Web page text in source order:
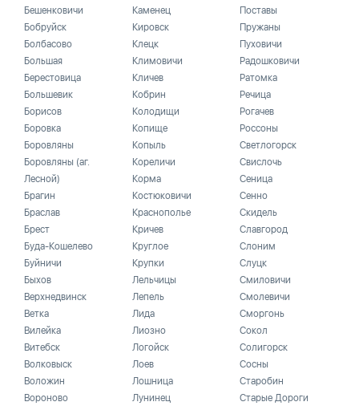
Бешенковичи
Бобруйск
Болбасово
Большая
Берестовица
Большевик
Борисов
Боровка
Боровляны
Боровляны (аг.
Лесной)
Брагин
Браслав
Брест
Буда-Кошелево
Буйничи
Быхов
Верхнедвинск
Ветка
Вилейка
Витебск
Волковыск
Воложин
Вороново
Каменец
Кировск
Клецк
Климовичи
Кличев
Кобрин
Колодищи
Копище
Копыль
Кореличи
Корма
Костюковичи
Краснополье
Кричев
Круглое
Крупки
Лельчицы
Лепель
Лида
Лиозно
Логойск
Лоев
Лошница
Лунинец
Поставы
Пружаны
Пуховичи
Радошковичи
Ратомка
Речица
Рогачев
Россоны
Светлогорск
Свислочь
Сеница
Сенно
Скидель
Славгород
Слоним
Слуцк
Смиловичи
Смолевичи
Сморгонь
Сокол
Солигорск
Сосны
Старобин
Старые Дороги